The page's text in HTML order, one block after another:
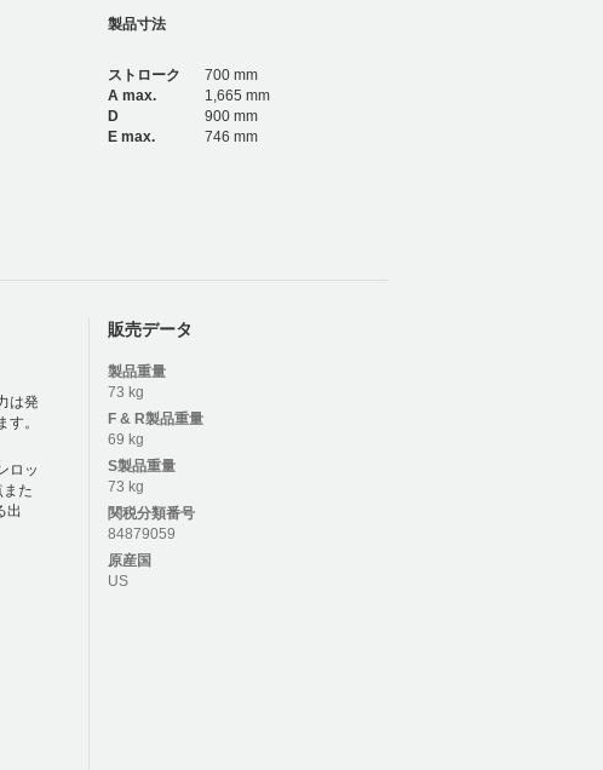
製品寸法
ストローク
700 mm
A max.
1,665 mm
D
900 mm
E max.
746 mm
は発
。
ロッ
た
出
販売データ
製品重量
73 kg
F & R製品重量
69 kg
S製品重量
73 kg
関税分類番号
84879059
原産国
US